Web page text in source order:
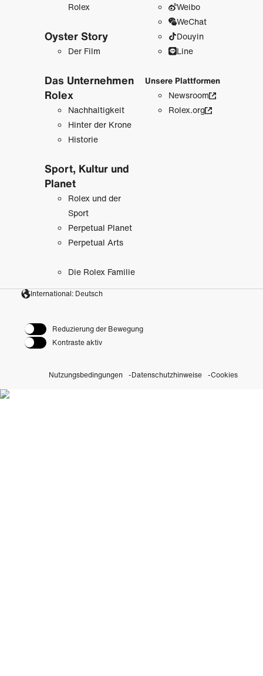
Rolex
Oyster Story
Der Film
Das Unternehmen
Rolex
Nachhaltigkeit
Hinter der Krone
Historie
Sport, Kultur und
Planet
Rolex und der
Sport
Perpetual Planet
Perpetual Arts
Die Rolex Familie
Weibo
WeChat
Douyin
Line
Unsere Plattformen
Newsroom
Rolex.org
International: Deutsch
Reduzierung der Bewegung
Kontraste aktiv
Nutzungsbedingungen Datenschutzhinweise Cookies